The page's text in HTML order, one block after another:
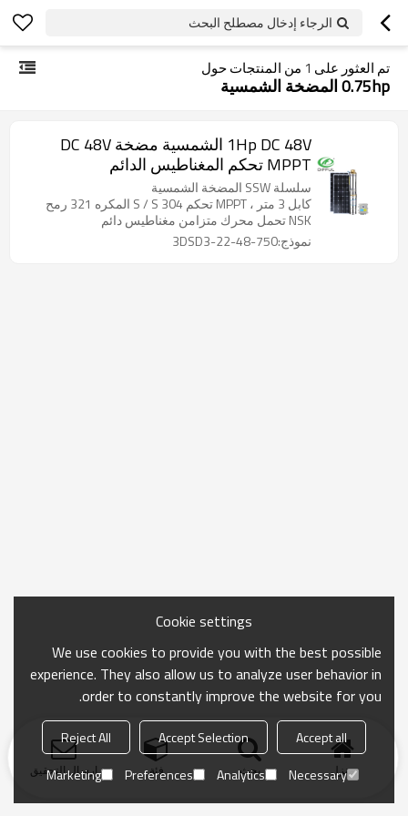
الرجاء إدخال مصطلح البحث
تم العثور على 1 من المنتجات حول
0.75hp المضخة الشمسية
1Hp DC 48V الشمسية مضخة DC 48V
MPPT تحكم المغناطيس الدائم
سلسلة SSW المضخة الشمسية
كابل 3 متر ، MPPT تحكم 304 S / S المكره 321 رمح
NSK تحمل محرك متزامن مغناطيس دائم
نموذج:3DSD3-22-48-750
منزل بحث فئة ارسال التحقيق
Cookie settings
We use cookies to provide you with the best possible
experience. They also allow us to analyze user behavior in
order to constantly improve the website for you.
Accept all
Accept Selection
Reject All
Necessary
Analytics
Preferences
Marketing